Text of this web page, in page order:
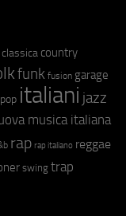
classica country
funk fusion garage
italiani jazz
musica italiana
rap rap italiano reggae
swing trap